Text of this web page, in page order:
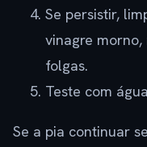
Se persistir,
vinagre
folgas.
Teste com
Se a pia continuar